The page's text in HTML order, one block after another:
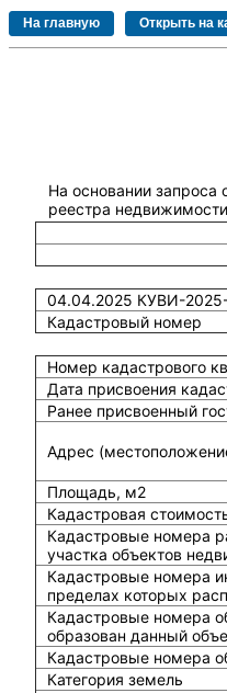
На основании запроса
реестра
04.04.2025 КУВИ-
Кадастровый номер
Номер кадастрового
Дата присвоения
Ранее присвоенный
Адрес
Площадь, м2
Кадастровая
Кадастровые номера
участка объектов
Кадастровые номера
пределах которых
Кадастровые номера
образован данный
Кадастровые номера
Категория земель